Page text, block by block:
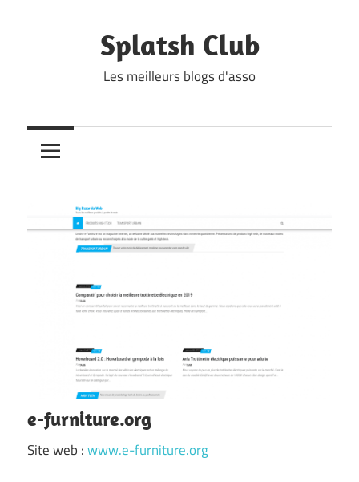
Splatsh Club
Les meilleurs blogs d'asso
e-furniture.org
Site web :www.e-furniture.org